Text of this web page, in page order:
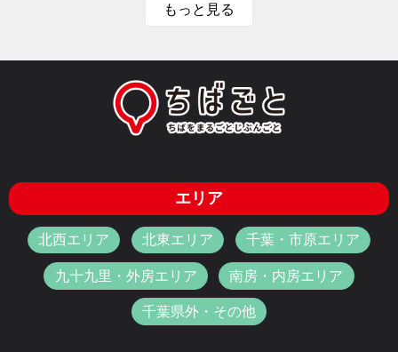
もっと見る
エリア
北西エリア 北東エリア 千葉・市原エリア
九十九里・外房エリア 南房・内房エリア
千葉県外・その他